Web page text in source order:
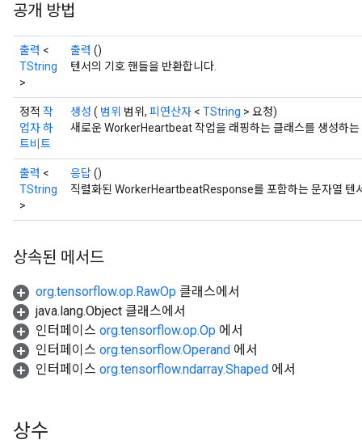
공개 방법
출력 <
TString
>
출력 ()
텐서의 기호 핸들을 반환합니다.
정적 작
업자 하
트비트
생성 ( 범위 범위, 피연산자 < TString > 요청)
새로운 WorkerHeartbeat 작업을 래핑하는 클래스를 생성하는
출력 <
TString
>
응답 ()
직렬화된 WorkerHeartbeatResponse를 포함하는 문자열 텐
상속된 메서드
org.tensorflow.op.RawOp 클래스에서
java.lang.Object 클래스에서
인터페이스 org.tensorflow.op.Op 에서
인터페이스 org.tensorflow.Operand 에서
인터페이스 org.tensorflow.ndarray.Shaped 에서
상수